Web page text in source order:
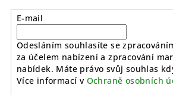
E-mail
Odesláním souhlasíte se
za účelem nabízení a zpracování
nabídek. Máte právo svůj souhlas
Více informací v Ochraně osobních